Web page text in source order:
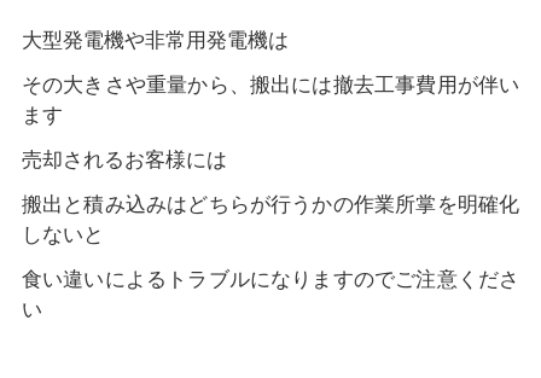
大型発電機や非常用発電機は
その大きさや重量から、搬出には撤去工事費用が伴い
ます
売却されるお客様には
搬出と積み込みはどちらが行うかの作業所掌を明確化
しないと
食い違いによるトラブルになりますのでご注意くださ
い